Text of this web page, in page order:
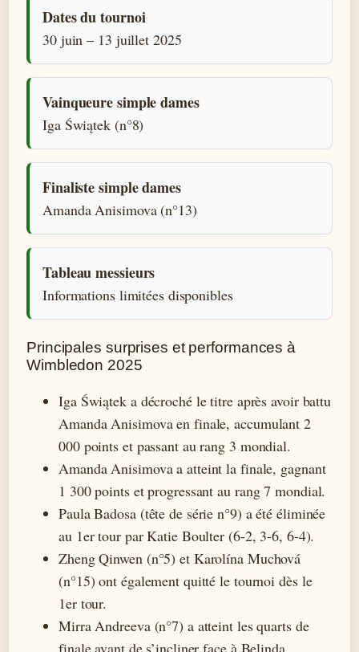
Dates du tournoi
30 juin – 13 juillet 2025
Vainqueure simple dames
Iga Świątek (n°8)
Finaliste simple dames
Amanda Anisimova (n°13)
Tableau messieurs
Informations limitées disponibles
Principales surprises et performances à
Wimbledon 2025
Iga Świątek a décroché le titre après avoir battu
Amanda Anisimova en finale, accumulant 2
000 points et passant au rang 3 mondial.
Amanda Anisimova a atteint la finale, gagnant
1 300 points et progressant au rang 7 mondial.
Paula Badosa (tête de série n°9) a été éliminée
au 1er tour par Katie Boulter (6-2, 3-6, 6-4).
Zheng Qinwen (n°5) et Karolína Muchová
(n°15) ont également quitté le tournoi dès le
1er tour.
Mirra Andreeva (n°7) a atteint les quarts de
finale avant de s’incliner face à Belinda